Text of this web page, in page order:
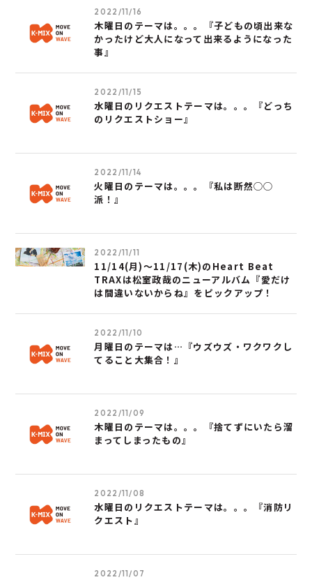
2022/11/16
木曜日のテーマは。。。『子どもの頃出来な
かったけど大人になって出来るようになった
事』
2022/11/15
水曜日のリクエストテーマは。。。『どっち
のリクエストショー』
2022/11/14
火曜日のテーマは。。。『私は断然◯◯
派！』
2022/11/11
11/14(月)～11/17(木)のHeart Beat
TRAXは松室政哉のニューアルバム『愛だけ
は間違いないからね』をピックアップ！
2022/11/10
月曜日のテーマは…『ウズウズ・ワクワクし
てること大集合！』
2022/11/09
木曜日のテーマは。。。『捨てずにいたら溜
まってしまったもの』
2022/11/08
水曜日のリクエストテーマは。。。『消防リ
クエスト』
2022/11/07